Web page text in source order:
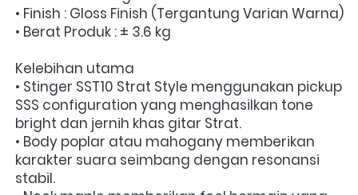
• Finish : Gloss Finish (Tergantung Varian Warna)
• Berat Produk : ± 3.6 kg
Kelebihan utama
• Stinger SST10 Strat Style menggunakan pickup
SSS configuration yang menghasilkan tone
bright dan jernih khas gitar Strat.
• Body poplar atau mahogany memberikan
karakter suara seimbang dengan resonansi
stabil.